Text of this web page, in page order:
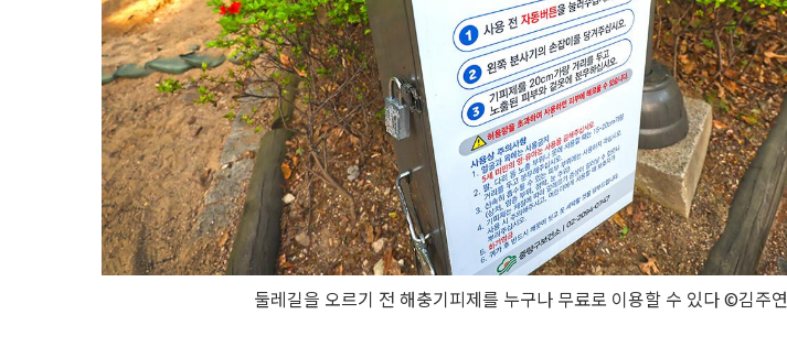
둘레길을 오르기 전 해충기피제를 누구나 무료로 이용할 수 있다 ©김주연